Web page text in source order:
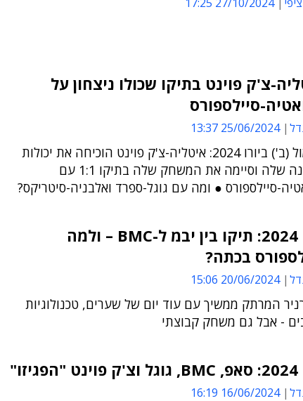
צ'ק פוינט בתיקו שכולו ניצחון על
סיילספורס
25/06/2024 13:37
אתמול (ב') ביורו 2024: איטליה-צ'ק פוינט הוכיחה את יכולות
ההגנה שלה וסיימה את המשחק שלה בתיקו 1:1 עם
סיילספורס ● ומה עם גוגל-ספרד ואלבניה-סיטריקס?
יורו 2024: תיקו בין יבמ ל-BMC – ולמה
בכתה?
20/06/2024 15:06
המרתק ממשיך עם עוד יום של שערים, טכנולוגיות
- אבל גם משחק קבוצתי
16/06/2024 16:19